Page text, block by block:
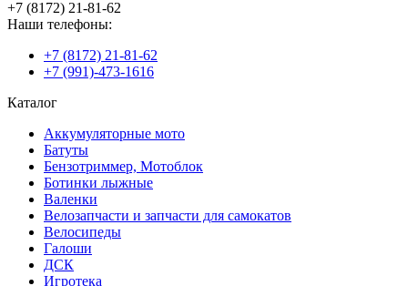
+7 (8172) 21-81-62
Наши телефоны:
+7 (8172) 21-81-62
+7 (991)-473-1616
Каталог
Аккумуляторные мото
Батуты
Бензотриммер, Мотоблок
Ботинки лыжные
Валенки
Велозапчасти и запчасти для самокатов
Велосипеды
Галоши
ДСК
Игротека